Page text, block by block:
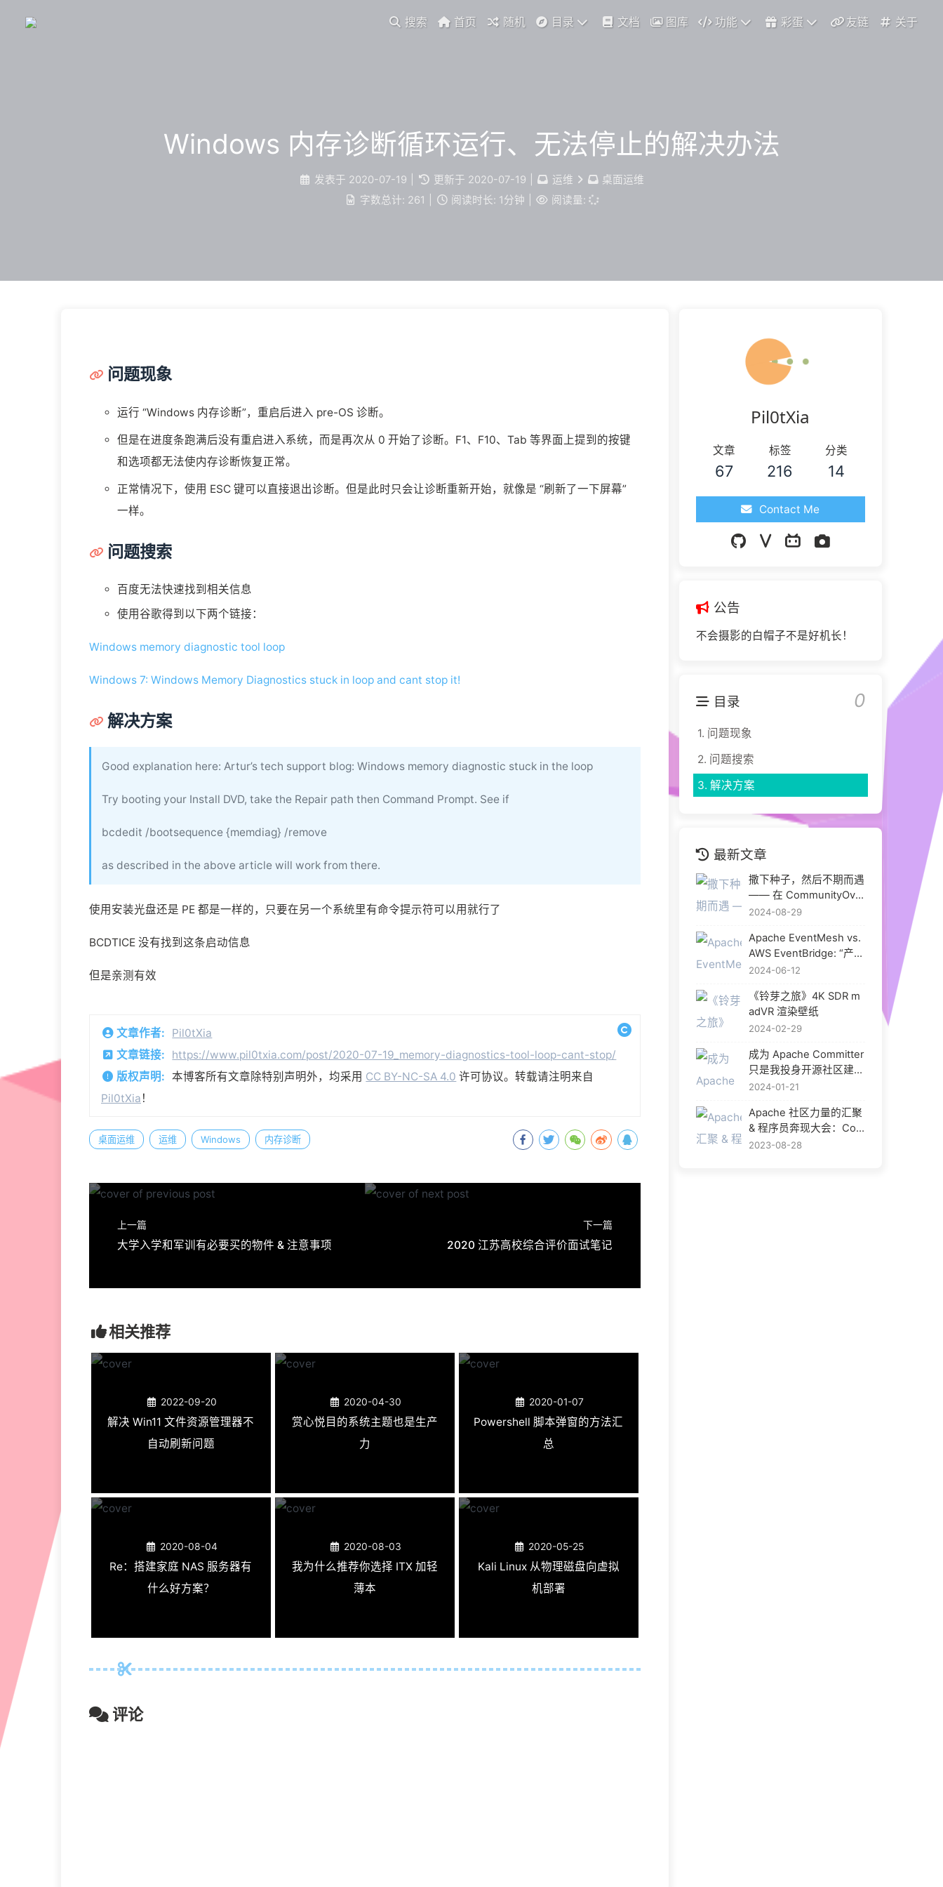
搜索 首页 随机 目录 文档 图库 功能 彩蛋 友链 关于
Windows 内存诊断循环运行、无法停止的解决办法
发表于 2020-07-19 更新于 2020-07-19 运维
桌面运维
字数总计: 261 阅读时长: 1分钟 阅读量:
问题现象
运行 “Windows 内存诊断”，重启后进入 pre-OS 诊断。
但是在进度条跑满后没有重启进入系统，而是再次从 0 开始了诊断。F1、F10、Tab 等界面上提到的按键
和选项都无法使内存诊断恢复正常。
正常情况下，使用 ESC 键可以直接退出诊断。但是此时只会让诊断重新开始，就像是 “刷新了一下屏幕”
一样。
问题搜索
百度无法快速找到相关信息
使用谷歌得到以下两个链接：
Windows memory diagnostic tool loop
Windows 7: Windows Memory Diagnostics stuck in loop and cant stop it!
解决方案
Good explanation here: Artur’s tech support blog: Windows memory diagnostic stuck in the loop
Try booting your Install DVD, take the Repair path then Command Prompt. See if
bcdedit /bootsequence {memdiag} /remove
as described in the above article will work from there.
使用安装光盘还是 PE 都是一样的，只要在另一个系统里有命令提示符可以用就行了
BCDTICE 没有找到这条启动信息
但是亲测有效
文章作者:
Pil0tXia
文章链接:
https://www.pil0txia.com/post/2020-07-19_memory-diagnostics-tool-loop-cant-stop/
版权声明: 本博客所有文章除特别声明外，均采用 CC BY-NC-SA 4.0 许可协议。转载请注明来自
Pil0tXia ！
桌面运维 运维 Windows 内存诊断
上一篇
大学入学和军训有必要买的物件 & 注意事项
下一篇
2020 江苏高校综合评价面试笔记
相关推荐
2022-09-20
解决 Win11 文件资源管理器不
自动刷新问题
2020-04-30
赏心悦目的系统主题也是生产
力
2020-01-07
Powershell 脚本弹窗的方法汇
总
2020-08-04
Re：搭建家庭 NAS 服务器有
什么好方案？
2020-08-03
我为什么推荐你选择 ITX 加轻
薄本
2020-05-25
Kali Linux 从物理磁盘向虚拟
机部署
评论
Pil0tXia
文章
67
标签
216
分类
14
Contact Me
公告
不会摄影的白帽子不是好机长！
目录 0
1. 问题现象
2. 问题搜索
3. 解决方案
最新文章
撒下种子，然后不期而遇
—— 在 CommunityOver
Code Asia 2024 与热爱
2024-08-29
Apache EventMesh vs.
AWS EventBridge: “产品
化” 是开源中间件的出路
2024-06-12
《铃芽之旅》4K SDR m
adVR 渲染壁纸
2024-02-29
成为 Apache Committer
只是我投身开源社区建设
的开始
2024-01-21
Apache 社区力量的汇聚
& 程序员奔现大会：Com
munityOverCode Asia 2
2023-08-28